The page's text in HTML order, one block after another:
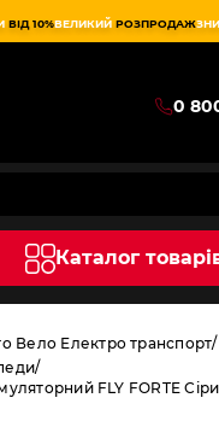
ВІД 10%ВЕЛИКИЙ РОЗПРОДАЖ
0
Каталог
Вело Електро транспорт
FLY FORTE